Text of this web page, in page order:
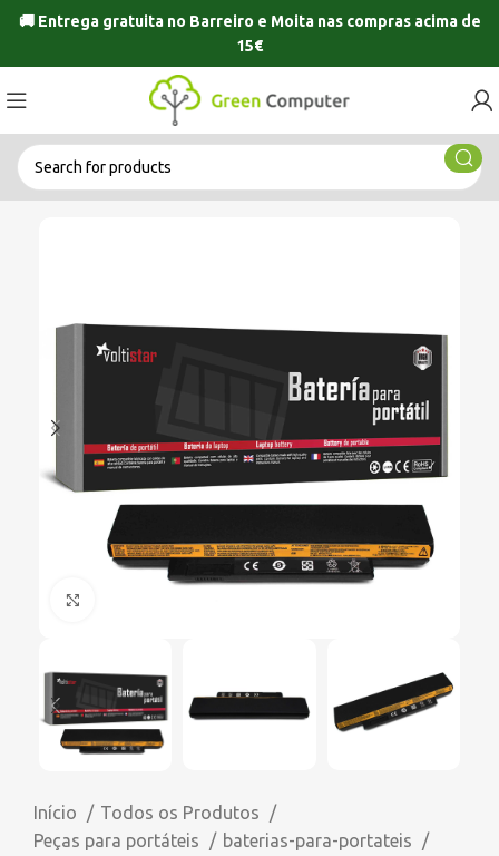
🚚 Entrega gratuita no Barreiro e Moitanas compras acima de
15€
Início
Todos os Produtos
Peças para portáteis
baterias-para-portateis